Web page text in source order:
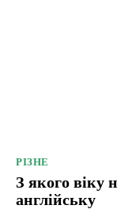
РІЗНЕ
З якого віку
англійську